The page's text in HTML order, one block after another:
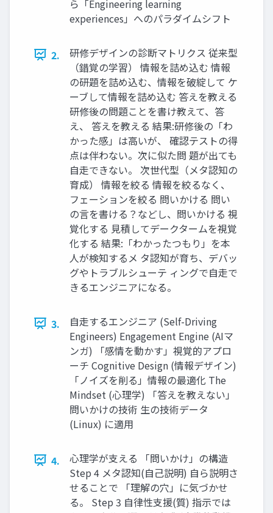
ら「Engineering learning
experiences」へのパラダイムシフト
2.
研修デザインの診断マトリクス 従来型
（錯覚の学習） 情報を詰め込む 情報
の研題を詰め込む、情報を破綻して ケ
ーブして情報を詰め込む 答えを教える
研修後の問題ことを書け教えて、答
え、 答えを教える 結果:研修後の「わ
かった感」は高いが、 確認テストの得
点は伴わない。次に似た問 題が出ても
自走できない。 次世代型（メタ認知の
育成） 情報を絞る 情報を絞るなく、
フェーションを絞る 問いかける 問い
の言を書ける？などし、問いかける 視
覚化する 見積してデークタームを視覚
化する 結果:「わかったつもり」を本
人が検知するメ タ認知が育ち、デバッ
グやトラブルシューテ ィングで自走で
きるエンジニアになる。
3.
自走するエンジニア (Self-Driving
Engineers) Engagement Engine (AIマ
ンガ) 「感情を動かす」視覚的アプロ
ーチ Cognitive Design (情報デザイン)
「ノイズを削る」情報の最適化 The
Mindset (心理学) 「答えを教えない」
問いかけの技術 生の技術データ
(Linux) に適用
4.
心理学が支える 「問いかけ」の構造
Step 4 メタ認知(自己説明) 自ら説明さ
せることで 「理解の穴」に気づかせ
る。 Step 3 自律性支援(質) 指示では